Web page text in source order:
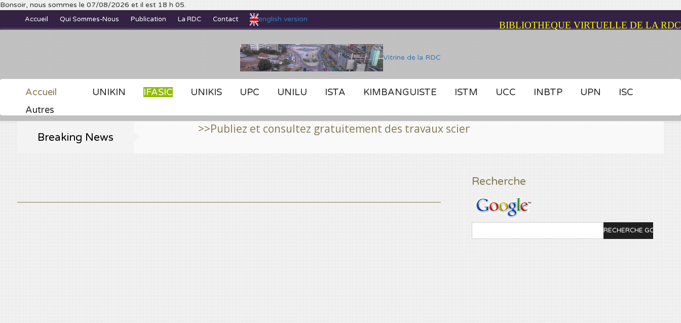
Bonsoir, nous sommes le 07/08/2026 et il est 18 h 05.
Accueil Qui Sommes-Nous Publication La RDC Contact english version
Vitrine de la RDC
BIBLIOTHEQUE VIRTUELLE DE LA RDC
Accueil UNIKIN IFASIC UNIKIS UPC UNILU ISTA KIMBANGUISTE ISTM UCC INBTP UPN
ISC
Autres
Breaking News
>>Publiez et consultez gratuitement des travaux scientifiques fins prêts, cela est possible grâce à
Recherche